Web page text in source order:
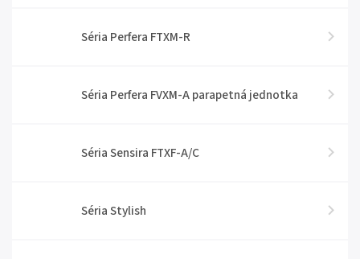
Séria Perfera FTXM-R
Séria Perfera FVXM-A parapetná jednotka
Séria Sensira FTXF-A/C
Séria Stylish